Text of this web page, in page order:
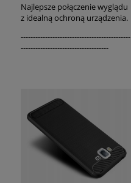
Najlepsze połączenie wyglądu
z idealną ochroną urządzenia.
---------------------------------------------
------------------------------------